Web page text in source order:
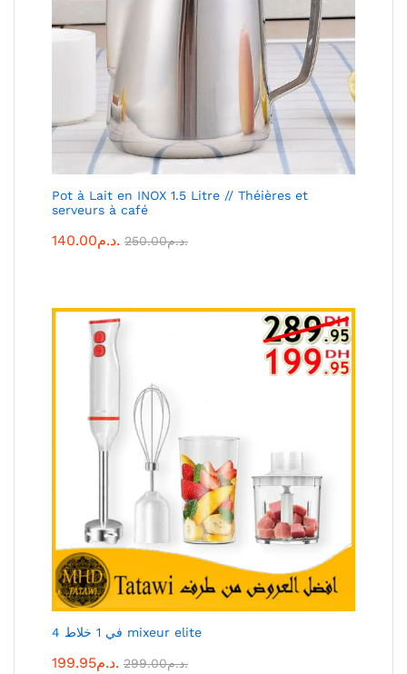
Pot à Lait en INOX 1.5 Litre // Théières et
serveurs à café
140.00 د.م. 250.00 د.م.
4 في 1 خلاط mixeur elite
199.95 د.م. 299.00 د.م.